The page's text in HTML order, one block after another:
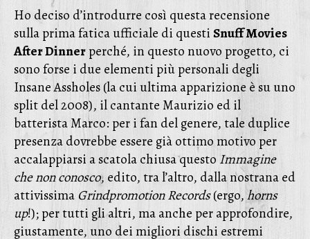
Ho deciso d’introdurre così questa recensione
sulla prima fatica ufficiale di questiSnuff Movies
After Dinnerperché, in questo nuovo progetto, ci
sono forse i due elementi più personali degli
Insane Assholes (la cui ultima apparizione è su uno
split del 2008), il cantante Maurizio ed il
batterista Marco: per i fan del genere, tale duplice
presenza dovrebbe essere già ottimo motivo per
accalappiarsi a scatola chiusa questo Immagine
che non conosco, edito, tra l’altro, dalla nostrana ed
attivissima Grindpromotion Records(ergo,horns
up!); per tutti gli altri, ma anche per approfondire,
giustamente, uno dei migliori dischi estremi